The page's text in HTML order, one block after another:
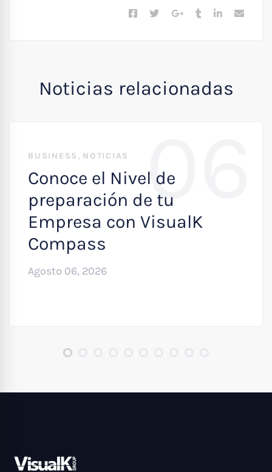
Noticias relacionadas
06
BUSINESS , NOTICIAS
Conoce el Nivel de
preparación de tu
Empresa con VisualK
Compass
Agosto 06, 2026